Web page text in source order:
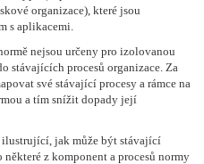
organizace), které jsou
s aplikacemi.
nejsou určeny pro izolovanou
stávajících procesů organizace. Za
své stávající procesy a rámce na
a tím snížit dopady její
jak může být stávající
z komponent a procesů normy